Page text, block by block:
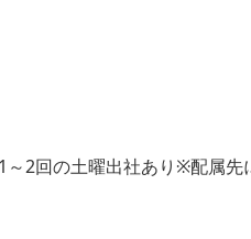
2回の土曜出社あり※配属先